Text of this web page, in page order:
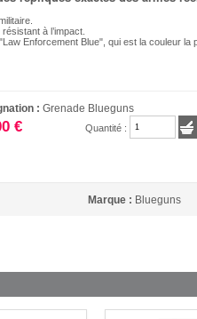
à l’impact.
Enforcement Blue", qui est la couleur la
:Grenade Blueguns
€ Quantité :
Marque : Blueguns